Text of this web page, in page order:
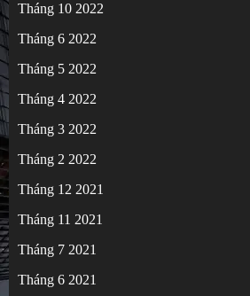
Tháng 10 2022
Tháng 6 2022
Tháng 5 2022
Tháng 4 2022
Tháng 3 2022
Tháng 2 2022
Tháng 12 2021
Tháng 11 2021
Tháng 7 2021
Tháng 6 2021